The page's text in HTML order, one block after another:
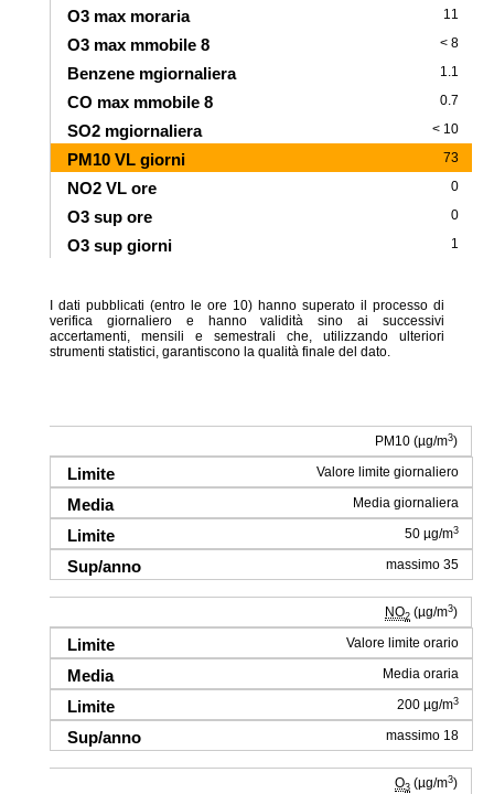
11
< 8
1.1
0.7
< 10
73
0
0
1
I dati pubblicati (entro le ore 10) hanno superato il processo di
verifica giornaliero e hanno validità sino ai successivi
accertamenti, mensili e semestrali che, utilizzando ulteriori
strumenti statistici, garantiscono la qualità finale del dato.
PM10 (µg/m3)
Valore limite giornaliero
Media giornaliera
50 µg/m3
massimo 35
NO2 (µg/m3)
Valore limite orario
Media oraria
200 µg/m3
massimo 18
O3 (µg/m3)